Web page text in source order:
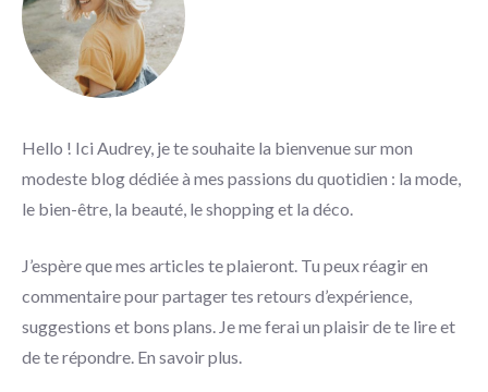
Hello ! Ici Audrey, je te souhaite la bienvenue sur mon
modeste blog dédiée à mes passions du quotidien : la mode,
le bien-être, la beauté, le shopping et la déco.
J’espère que mes articles te plaieront. Tu peux réagir en
commentaire pour partager tes retours d’expérience,
suggestions et bons plans. Je me ferai un plaisir de te lire et
de te répondre. En savoir plus.